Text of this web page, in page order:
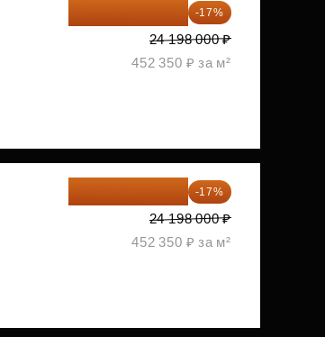
-17%
24 198 000 ₽
452 350 ₽ за м²
-17%
24 198 000 ₽
452 350 ₽ за м²